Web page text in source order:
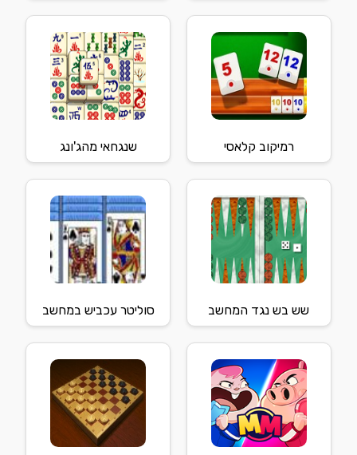
רמיקוב קלאסי שנגחאי מהג'ונג
שש בש נגד המחשב סוליטר עכביש במחשב